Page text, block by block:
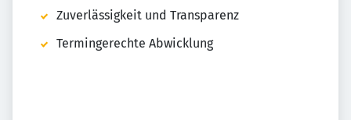
Zuverlässigkeit und Transparenz
Termingerechte Abwicklung